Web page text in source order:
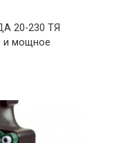
20-230 ТЯ
и мощное